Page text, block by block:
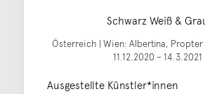
Schwarz Weiß &
Österreich | Wien: Albertina, Propter
11.12.2020 – 14.3.2021
Ausgestellte Künstler*innen